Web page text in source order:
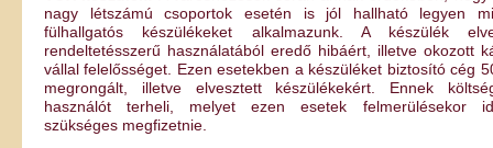
nagy létszámú csoportok esetén is jól hallható legyen
fülhallgatós készülékeket alkalmazunk. A készülék
rendeltetésszerű használatából eredő hibáért, illetve okozott
vállal felelősséget. Ezen esetekben a készüléket biztosító cég
megrongált, illetve elvesztett készülékekért. Ennek
használót terheli, melyet ezen esetek felmerülésekor
szükséges megfizetnie.